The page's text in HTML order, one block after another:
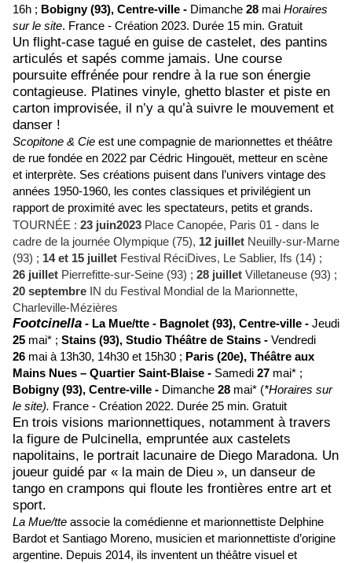
16h ; Bobigny (93), Centre-ville - Dimanche 28 mai Horaires
sur le site. France - Création 2023. Durée 15 min. Gratuit
Un flight-case tagué en guise de castelet, des pantins
articulés et sapés comme jamais. Une course
poursuite effrénée pour rendre à la rue son énergie
contagieuse. Platines vinyle, ghetto blaster et piste en
carton improvisée, il n’y a qu’à suivre le mouvement et
danser !
Scopitone & Cie est une compagnie de marionnettes et théâtre
de rue fondée en 2022 par Cédric Hingouët, metteur en scène
et interprète. Ses créations puisent dans l’univers vintage des
années 1950-1960, les contes classiques et privilégient un
rapport de proximité avec les spectateurs, petits et grands.
TOURNÉE : 23 juin2023 Place Canopée, Paris 01 - dans le
cadre de la journée Olympique (75), 12 juillet Neuilly-sur-Marne
(93) ; 14 et 15 juillet Festival RéciDives, Le Sablier, Ifs (14) ;
26 juillet Pierrefitte-sur-Seine (93) ; 28 juillet Villetaneuse (93) ;
20 septembre IN du Festival Mondial de la Marionnette,
Charleville-Mézières
Footcinella - La Mue/tte - Bagnolet (93), Centre-ville - Jeudi
25 mai* ; Stains (93), Studio Théâtre de Stains - Vendredi
26 mai à 13h30, 14h30 et 15h30 ; Paris (20e), Théâtre aux
Mains Nues – Quartier Saint-Blaise - Samedi 27 mai* ;
Bobigny (93), Centre-ville - Dimanche 28 mai* (*Horaires sur
le site). France - Création 2022. Durée 25 min. Gratuit
En trois visions marionnettiques, notamment à travers
la figure de Pulcinella, empruntée aux castelets
napolitains, le portrait lacunaire de Diego Maradona. Un
joueur guidé par « la main de Dieu », un danseur de
tango en crampons qui floute les frontières entre art et
sport.
La Mue/tte associe la comédienne et marionnettiste Delphine
Bardot et Santiago Moreno, musicien et marionnettiste d’origine
argentine. Depuis 2014, ils inventent un théâtre visuel et